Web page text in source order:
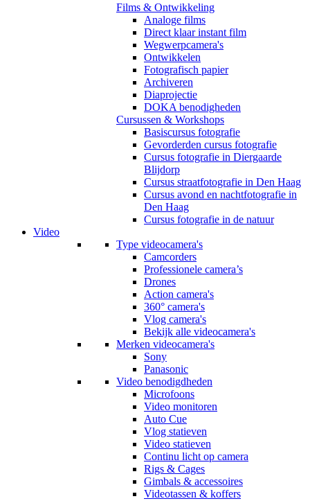
Films & Ontwikkeling
Analoge films
Direct klaar instant film
Wegwerpcamera's
Ontwikkelen
Fotografisch papier
Archiveren
Diaprojectie
DOKA benodigheden
Cursussen & Workshops
Basiscursus fotografie
Gevorderden cursus fotografie
Cursus fotografie in Diergaarde
Blijdorp
Cursus straatfotografie in Den Haag
Cursus avond en nachtfotografie in
Den Haag
Cursus fotografie in de natuur
Video
Type videocamera's
Camcorders
Professionele camera’s
Drones
Action camera's
360° camera's
Vlog camera's
Bekijk alle videocamera's
Merken videocamera's
Sony
Panasonic
Video benodigdheden
Microfoons
Video monitoren
Auto Cue
Vlog statieven
Video statieven
Continu licht op camera
Rigs & Cages
Gimbals & accessoires
Videotassen & koffers